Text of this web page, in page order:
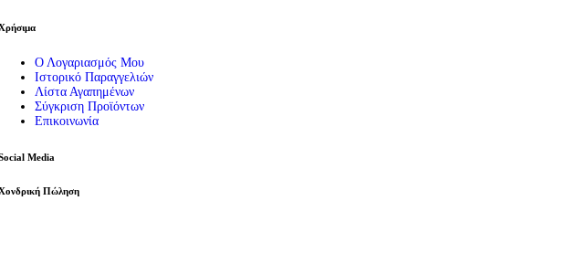
Σπρέι – Καθαριστικά
Ο Λογαριασμός Μου
Ιστορικό Παραγγελιών
Λίστα Αγαπημένων
Σύγκριση Προϊόντων
Επικοινωνία
Media
Πώληση